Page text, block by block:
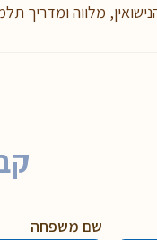
מלווה ומדריך
שם משפחה